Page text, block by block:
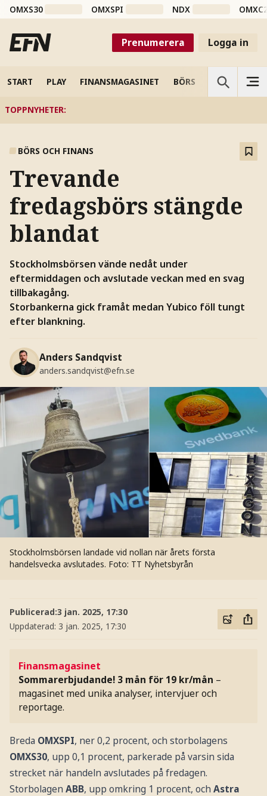
OMXS30 OMXSPI NDX
Prenumerera Logga in
START PLAY FINANSMAGASINET BÖRS VETENSKAP
TOPPNYHETER:
BÖRS OCH FINANS
Trevande
fredagsbörs stängde
blandat
Stockholmsbörsen vände nedåt under
eftermiddagen och avslutade veckan med en svag
tillbakagång.
Storbankerna gick framåt medan Yubico föll tungt
efter blankning.
Anders Sandqvist
anders.sandqvist@efn.se
Stockholmsbörsen landade vid nollan när årets första
handelsvecka avslutades. Foto: TT Nyhetsbyrån
Publicerad:3 jan. 2025, 17:30
Uppdaterad: 3 jan. 2025, 17:30
Finansmagasinet
Sommarerbjudande! 3 mån för 19 kr/mån –
magasinet med unika analyser, intervjuer och
reportage.
Breda OMXSPI, ner 0,2 procent, och storbolagens
OMXS30, upp 0,1 procent, parkerade på varsin sida
strecket när handeln avslutades på fredagen.
Storbolagen ABB, upp omkring 1 procent, och Astra